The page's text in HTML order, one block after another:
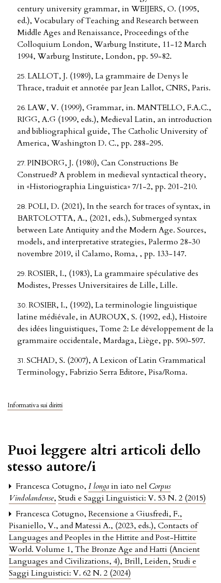
Informativa sui diritti
century university grammar, in WEIJERS, O. (1995,
ed.), Vocabulary of Teaching and Research between
Middle Ages and Renaissance, Proceedings of the
Colloquium London, Warburg Institute, 11-12 March
1994, Warburg Institute, London, pp. 59-82.
LALLOT, J. (1989), La grammaire de Denys le
Thrace, traduit et annotée par Jean Lallot, CNRS, Paris.
LAW, V. (1999), Grammar, in. MANTELLO, F.A.C.,
RIGG, A.G (1999, eds.), Medieval Latin, an introduction
and bibliographical guide, The Catholic University of
America, Washington D. C., pp. 288-295.
PINBORG, J. (1980), Can Constructions Be
Construed? A problem in medieval syntactical theory,
in «Historiographia Linguistica» 7/1-2, pp. 201-210.
POLI, D. (2021), In the search for traces of syntax, in
BARTOLOTTA, A., (2021, eds.), Submerged syntax
between Late Antiquity and the Modern Age. Sources,
models, and interpretative strategies, Palermo 28-30
novembre 2019, il Calamo, Roma, , pp. 133-147.
ROSIER, I., (1983), La grammaire spéculative des
Modistes, Presses Universitaires de Lille, Lille.
ROSIER, I., (1992), La terminologie linguistique
latine médiévale, in AUROUX, S. (1992, ed.), Histoire
des idées linguistiques, Tome 2: Le développement de la
grammaire occidentale, Mardaga, Liège, pp. 590-597.
SCHAD, S. (2007), A Lexicon of Latin Grammatical
Terminology, Fabrizio Serra Editore, Pisa/Roma.
Puoi leggere altri articoli dello
stesso autore/i
Francesca Cotugno, I longain iato nel Corpus
Vindolandense, Studi e Saggi Linguistici: V. 53 N. 2 (2015)
Francesca Cotugno, Recensione a Giusfredi, F.,
Pisaniello, V., and Matessi A., (2023, eds.), Contacts of
Languages and Peoples in the Hittite and Post-Hittite
World. Volume 1, The Bronze Age and Hatti (Ancient
Languages and Civilizations, 4), Brill, Leiden, Studi e
Saggi Linguistici: V. 62 N. 2 (2024)